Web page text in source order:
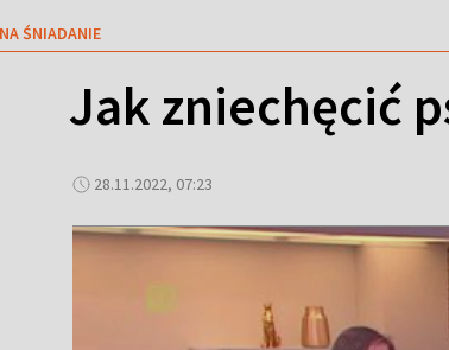
ŚNIADANIE
Jak zniechęcić
28.11.2022, 07:23